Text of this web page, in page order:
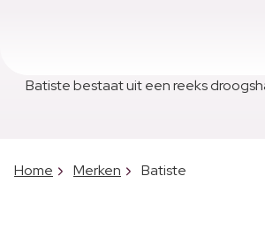
Batiste bestaat uit een reeks
Home Merken Batiste